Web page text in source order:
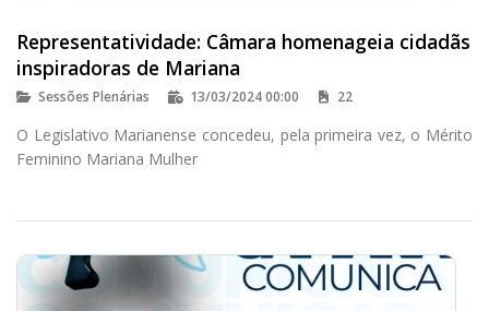
Representatividade: Câmara homenageia cidadãs
inspiradoras de Mariana
Sessões Plenárias 13/03/2024 00:00 22
O Legislativo Marianense concedeu, pela primeira vez, o Mérito
Feminino Mariana Mulher